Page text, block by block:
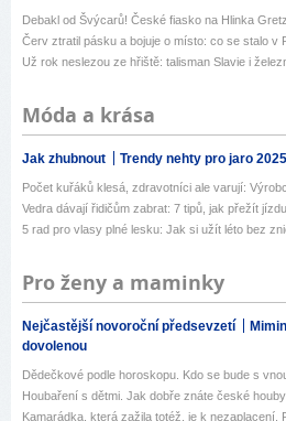
Debakl od Švýcarů! České fiasko na Hlinka
Červ ztratil pásku a bojuje o místo: co se stalo v
Už rok neslezou ze hřiště: talisman Slavie i
Móda a krása
Jak zhubnout Trendy nehty pro jaro 2025
Počet kuřáků klesá, zdravotníci ale varují:
Vedra dávají řidičům zabrat: 7 tipů, jak přežít
5 rad pro vlasy plné lesku: Jak si užít léto bez
Pro ženy a maminky
Nejčastější novoroční předsevzetí
dovolenou
Dědečkové podle horoskopu. Kdo se bude s
Houbaření s dětmi. Jak dobře znáte české
Kamarádka, která zažila totéž, je k nezaplacení.